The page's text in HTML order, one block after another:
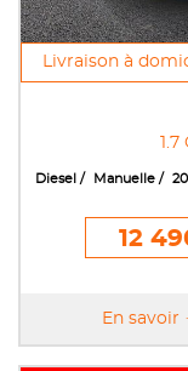
Livraison à
1.7
Diesel Manuelle
12
En savoir